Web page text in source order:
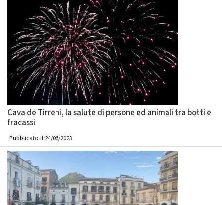
Cava de Tirreni, la salute di persone ed animali tra botti e
fracassi
Pubblicato il 24/06/2023